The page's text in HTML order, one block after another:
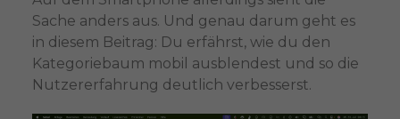
Sache anders aus. Und genau darum geht es
in diesem Beitrag: Du erfährst, wie du den
Kategoriebaum mobil ausblendest und so die
Nutzererfahrung deutlich verbesserst.